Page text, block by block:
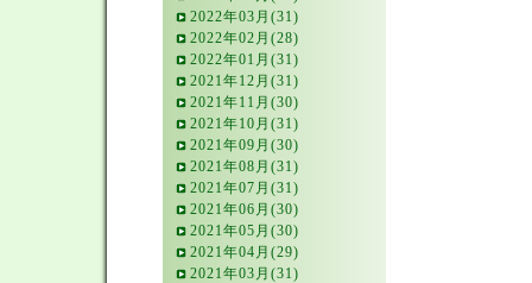
2022年03月(31)
2022年02月(28)
2022年01月(31)
2021年12月(31)
2021年11月(30)
2021年10月(31)
2021年09月(30)
2021年08月(31)
2021年07月(31)
2021年06月(30)
2021年05月(30)
2021年04月(29)
2021年03月(31)